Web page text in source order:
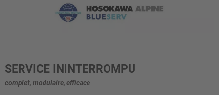
SERVICE ININTERROMPU
complet, modulaire, efficace